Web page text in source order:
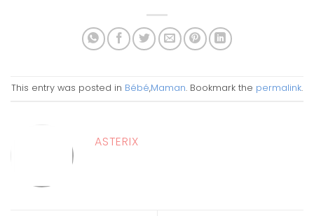
This entry was posted in Bébé,Maman. Bookmark the permalink.
ASTERIX